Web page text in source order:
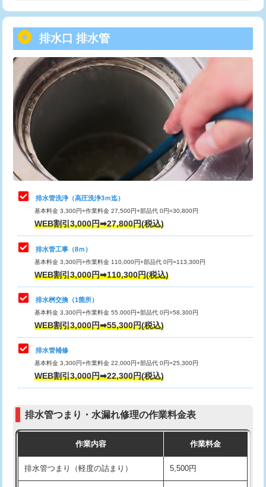
用（追加）/3ｍ超え)
給水管工事※（ライニング鋼管・銅
管・ポリ管・HT管使用/3ｍまで)
44,000円
給水管工事※（ライニング鋼管・銅
管・ポリ管・HT管使用/3ｍ超え)
+8,800円
排水管工事（土の掘削・埋め戻し作
業）
11,000円~
排水管工事（排水管工事/3ｍまで） 55,000円
排水管工事（追加 排水管工事/3ｍ超
え）
マス交換（土の掘削・埋め戻し作業）
マス交換（深さ50㎝未満）
マス交換（深さ50㎝以上）
コンクリート斫り（厚さ10㎝まで）
コンクリート斫り（厚さ10㎝超え）
モルタル補修（厚さ10㎝まで）
モルタル補修（厚さ10㎝超え）
追加人工 16,500円
現場見積
※給水管工事は20mmまでの価格です。
トーラー機使用/3mまで
追加トーラー機使用/3m超え +3,300円
カメラ調査 33,000円
桝清掃 8,800円
止水・漏水調査・防水処理・清掃・修
理・調整・分解・加工など（軽作業）
11,000円
止水・漏水調査・防水処理・清掃・修
理・調整・分解・加工など（中作業）
22,000円
止水・漏水調査・防水処理・清掃・修
理・調整・分解・加工など（重作業）
33,000円
その他部品の脱着
交換・取付（タンク）
交換・取付(単水栓（壁付・デッキ
式）)
交換・取付(混合水栓（壁付・デッキ
式・ワンホール）)
16,500円+材料費
交換・取付(排水栓・排水トラップ
交換・取付（その他部品） 11,000円+材料費
持込商品取付（単水栓） 13,200円
持込商品取付（混合水栓） 16,500円
持込商品取付（浄水器・分岐水栓） 16,500円
排水口 排水管
排水管洗浄（高圧洗浄3ｍ迄）
基本料金 3,300円+作業料金 27,500円+部品代 0円=30,800円
WEB割引3,000円➡27,800円(税込)
排水管工事（8ｍ）
基本料金 3,300円+作業料金 110,000円+部品代 0円=113,300円
WEB割引3,000円➡110,300円(税込)
排水桝交換（1箇所）
基本料金 3,300円+作業料金 55,000円+部品代 0円=58,300円
WEB割引3,000円➡55,300円(税込)
排水管補修
基本料金 3,300円+作業料金 22,000円+部品代 0円=25,300円
WEB割引3,000円➡22,300円(税込)
排水管つまり・水漏れ修理の作業料金表
作業内容 作業料金
排水管つまり（軽度の詰まり） 5,500円